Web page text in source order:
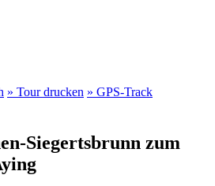
» Tour drucken » GPS-Track
Siegertsbrunn zum